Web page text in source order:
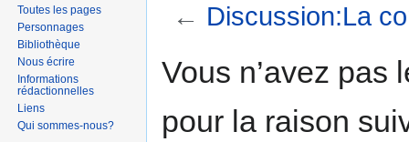
← Discussion:La
à
navigation
à
recherche
Vous n’avez pas
pour la raison
Toutes les pages
Personnages
Bibliothèque
Nous écrire
Informations
rédactionnelles
Liens
Qui sommes-nous?